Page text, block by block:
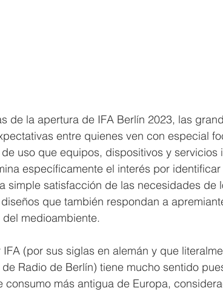
de la apertura de IFA Berlín 2023, las
entre quienes ven con especial
uso que equipos, dispositivos y
específicamente el interés por
simple satisfacción de las necesidades de
que también respondan a
medioambiente.
IFA (por sus siglas en alemán y que
Radio de Berlín) tiene mucho sentido
consumo más antigua de Europa,